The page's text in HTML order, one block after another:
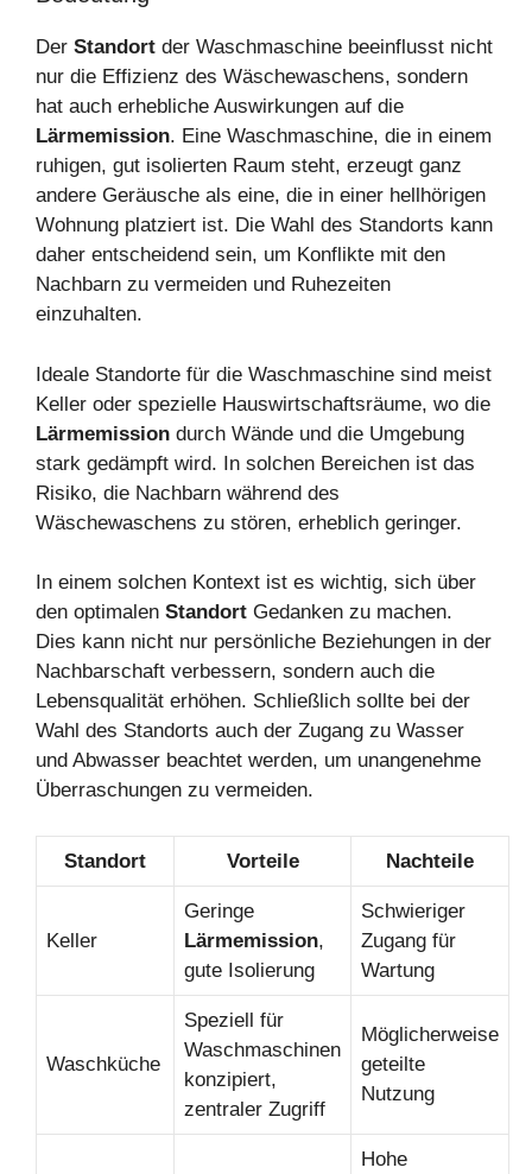
Der Standort der Waschmaschine beeinflusst nicht
nur die Effizienz des Wäschewaschens, sondern
hat auch erhebliche Auswirkungen auf die
Lärmemission. Eine Waschmaschine, die in einem
ruhigen, gut isolierten Raum steht, erzeugt ganz
andere Geräusche als eine, die in einer hellhörigen
Wohnung platziert ist. Die Wahl des Standorts kann
daher entscheidend sein, um Konflikte mit den
Nachbarn zu vermeiden und Ruhezeiten
einzuhalten.
Ideale Standorte für die Waschmaschine sind meist
Keller oder spezielle Hauswirtschaftsräume, wo die
Lärmemission durch Wände und die Umgebung
stark gedämpft wird. In solchen Bereichen ist das
Risiko, die Nachbarn während des
Wäschewaschens zu stören, erheblich geringer.
In einem solchen Kontext ist es wichtig, sich über
den optimalen Standort Gedanken zu machen.
Dies kann nicht nur persönliche Beziehungen in der
Nachbarschaft verbessern, sondern auch die
Lebensqualität erhöhen. Schließlich sollte bei der
Wahl des Standorts auch der Zugang zu Wasser
und Abwasser beachtet werden, um unangenehme
Überraschungen zu vermeiden.
Standort Vorteile Nachteile
Keller
Geringe
Lärmemission,
gute Isolierung
Schwieriger
Zugang für
Wartung
Waschküche
Speziell für
Waschmaschinen
konzipiert,
zentraler Zugriff
Möglicherweise
geteilte
Nutzung
Hohe